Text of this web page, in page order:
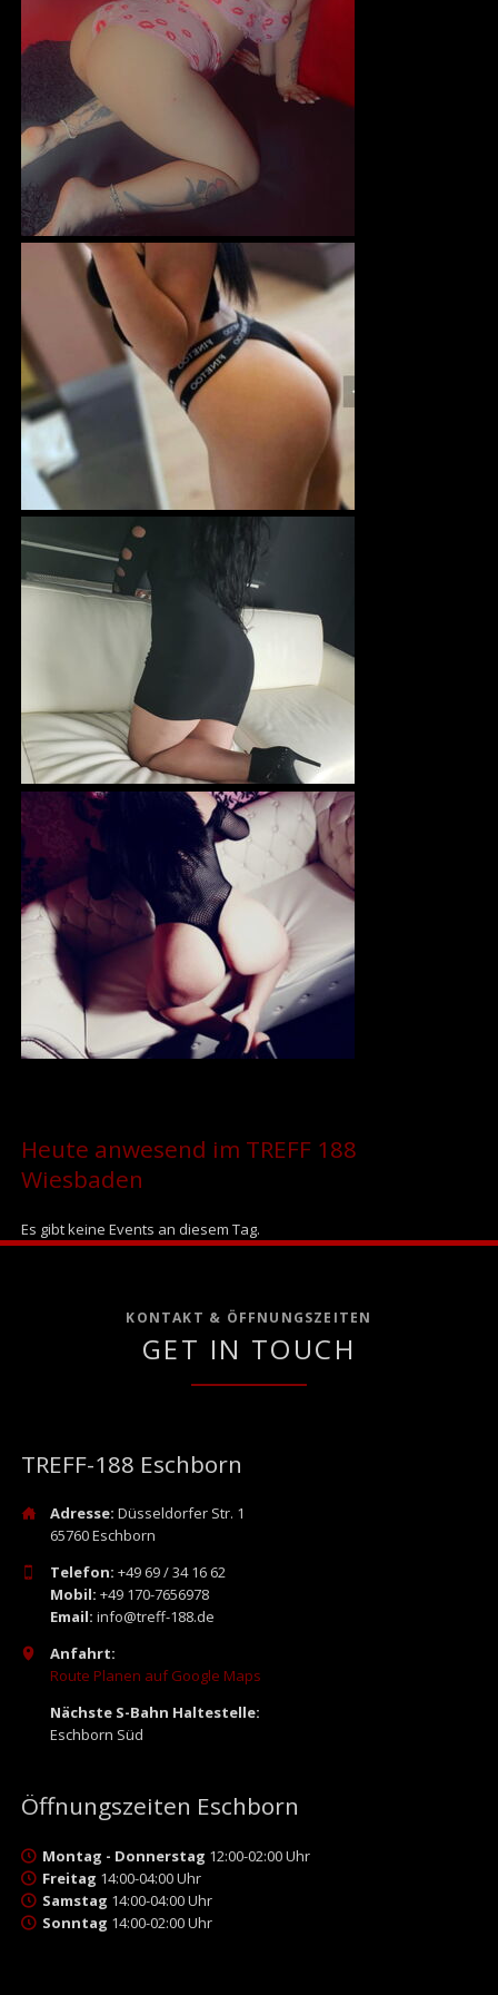
Heute anwesend im TREFF 188
Wiesbaden
Es gibt keine Events an diesem Tag.
KONTAKT & ÖFFNUNGSZEITEN
GET IN TOUCH
TREFF-188 Eschborn
Adresse: Düsseldorfer Str. 1
65760 Eschborn
Telefon: +49 69 / 34 16 62
Mobil: +49 170-7656978
Email: info@treff-188.de
Anfahrt:
Route Planen auf Google Maps
Nächste S-Bahn Haltestelle:
Eschborn Süd
Öffnungszeiten Eschborn
Montag - Donnerstag 12:00-02:00 Uhr
Freitag 14:00-04:00 Uhr
Samstag 14:00-04:00 Uhr
Sonntag 14:00-02:00 Uhr